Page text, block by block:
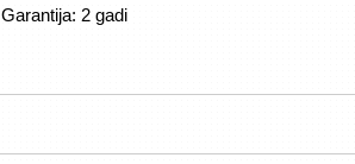
Garantija: 2 gadi